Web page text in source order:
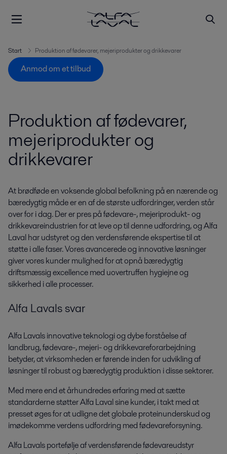
Start Produktion af fødevarer, mejeriprodukter og drikkevarer
Anmod om et tilbud
Produktion af fødevarer,
mejeriprodukter og
drikkevarer
At brødføde en voksende global befolkning på en nærende og
bæredygtig måde er en af de største udfordringer, verden står
over for i dag. Der er pres på fødevare-, mejeriprodukt- og
drikkevareindustrien for at leve op til denne udfordring, og Alfa
Laval har udstyret og den verdensførende ekspertise til at
støtte i alle faser. Vores avancerede og innovative løsninger
giver vores kunder mulighed for at opnå bæredygtig
driftsmæssig excellence med uovertruffen hygiejne og
sikkerhed i alle processer.
Alfa Lavals svar
Alfa Lavals innovative teknologi og dybe forståelse af
landbrug, fødevare-, mejeri- og drikkevareforarbejdning
betyder, at virksomheden er førende inden for udvikling af
løsninger til robust og bæredygtig produktion i disse sektorer.
Med mere end et århundredes erfaring med at sætte
standarderne støtter Alfa Laval sine kunder, i takt med at
presset øges for at udligne det globale proteinunderskud og
imødekomme verdens udfordring med fødevareforsyning.
Alfa Lavals portefølje af verdensførende fødevareudstyr